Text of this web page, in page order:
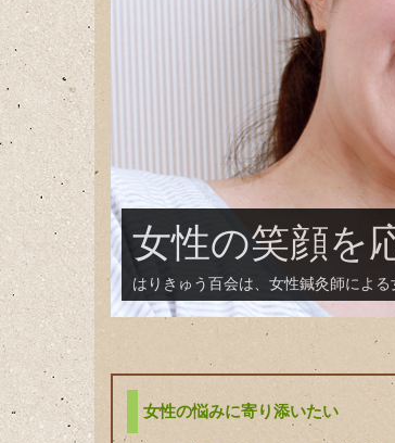
女性鍼灸師が
鍼灸を初めて受けられるお客様でも
女性の悩みに寄り添いたい